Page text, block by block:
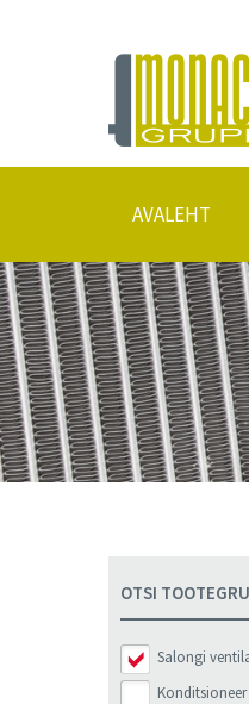
AVALEHT
OTSI
Salongi
Konditsioneer